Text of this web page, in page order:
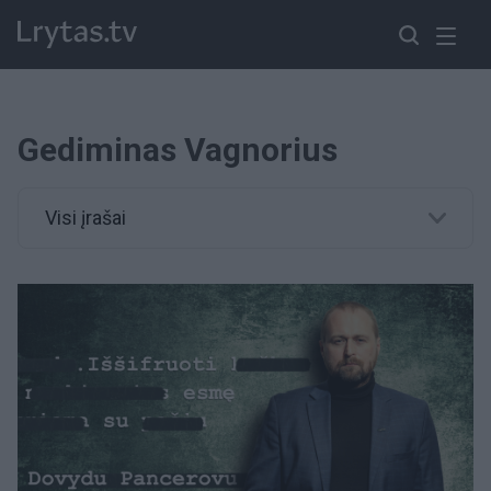
Gediminas Vagnorius
Visi įrašai